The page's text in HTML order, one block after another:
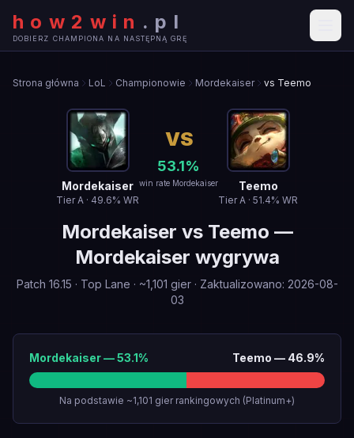
how2win . pl
DOBIERZ CHAMPIONA NA NASTĘPNĄ GRĘ
Strona główna LoL Championowie Mordekaiser vs Teemo
Mordekaiser
TierA · 49.6% WR
VS
53.1%
win rate Mordekaiser Teemo
TierA · 51.4% WR
Mordekaiser vs Teemo —
Mordekaiser wygrywa
Patch 16.15 · Top Lane · ~1,101 gier· Zaktualizowano: 2026-08-
03
Mordekaiser—53.1% Teemo — 46.9%
Na podstawie ~1,101 gier rankingowych (Platinum+)